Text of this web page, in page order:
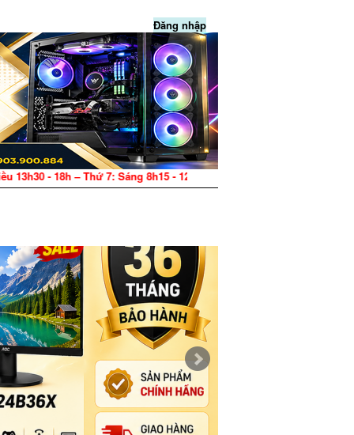
Đăng nhập
Sáng 8h15 - 12h, Chiều 13h30 - 17h – CN: Nghỉ